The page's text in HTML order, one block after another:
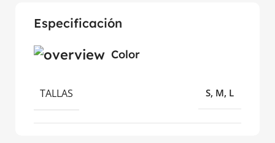
Especificación
Color
TALLAS S, M, L